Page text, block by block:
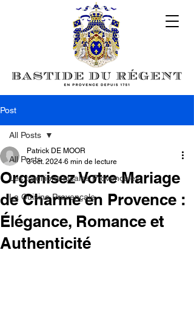
Post
All Posts
Les traditions locales Provençales
La Cuisine Provençale
All Posts
Organisez Votre Mariage
de Charme en Provence :
Élégance, Romance et
Authenticité
Patrick DE MOOR
3 oct. 2024 6 min de lecture